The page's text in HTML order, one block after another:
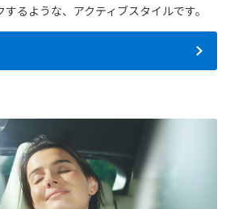
るような、アクティブスタイルです。